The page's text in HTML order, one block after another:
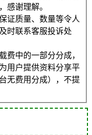
感谢理解。
证质量、数量等令人
时联系客服投诉处
费中的一部分分成，
用户提供资料分享平
无费用分成），不提